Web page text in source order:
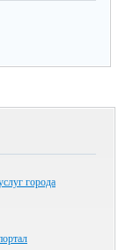
города